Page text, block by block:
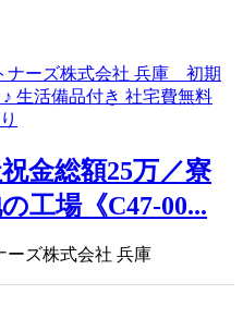
金総額25万／寮
工場《C47-00...
ーズ株式会社 兵庫